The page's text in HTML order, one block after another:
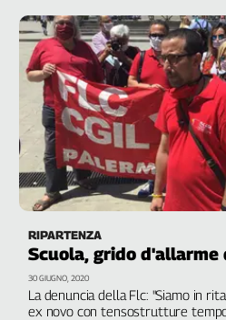
Abruzzo-
Molise
Alto
Adige
Basilicata
Calabria
Campania
Emilia-
Romagna
Friuli
Venezia
Giulia
Lazio
Liguria
RIPARTENZA
Scuola, grido d'allarme
La denuncia della Flc: "Siamo in
ex novo con tensostrutture
30 GIUGNO, 2020